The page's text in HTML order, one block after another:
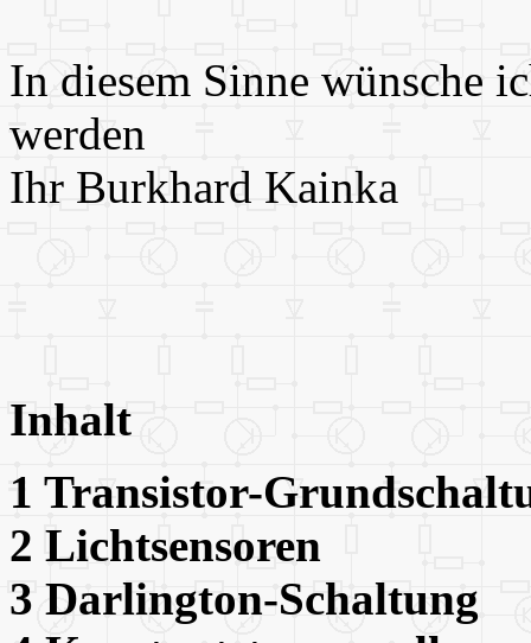
In diesem Sinne wünsche
werden
Ihr Burkhard Kainka
Inhalt
1 Transistor-
2
3 Darlington-